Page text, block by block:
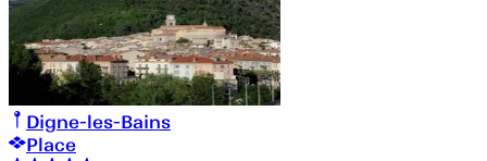
Digne-les-Bains
Place